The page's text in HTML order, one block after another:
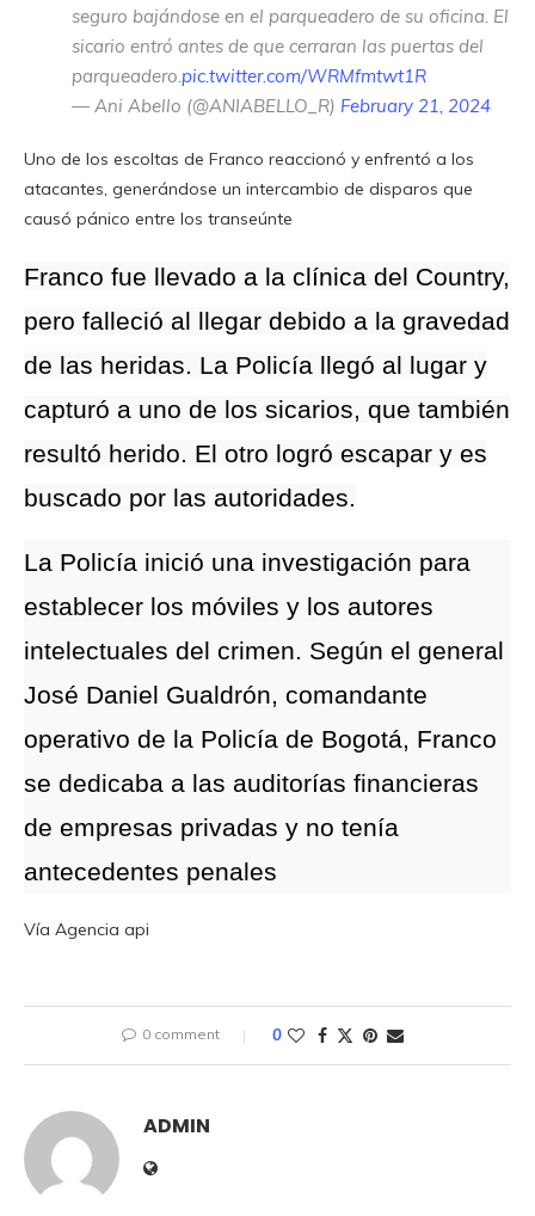
seguro bajándose en el parqueadero de su oficina. El
sicario entró antes de que cerraran las puertas del
parqueadero.pic.twitter.com/WRMfmtwt1R
— Ani Abello (@ANIABELLO_R) February 21, 2024
Uno de los escoltas de Franco reaccionó y enfrentó a los
atacantes, generándose un intercambio de disparos que
causó pánico entre los transeúnte
Franco fue llevado a la clínica del Country,
pero falleció al llegar debido a la gravedad
de las heridas. La Policía llegó al lugar y
capturó a uno de los sicarios, que también
resultó herido. El otro logró escapar y es
buscado por las autoridades.
La Policía inició una investigación para
establecer los móviles y los autores
intelectuales del crimen. Según el general
José Daniel Gualdrón, comandante
operativo de la Policía de Bogotá, Franco
se dedicaba a las auditorías financieras
de empresas privadas y no tenía
antecedentes penales
Vía Agencia api
0 comment 0
ADMIN